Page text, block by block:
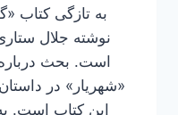
به تازگی کتاب
نوشته جلال
است. بحث
«شهریار» در
این كتاب است.